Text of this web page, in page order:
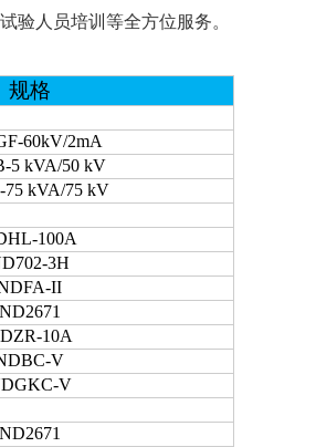
验人员培训等全方位服务。
规格
60kV/2mA
5 kVA/50 kV
kVA/75 kV
100A
3H
II
ND2671
10A
V
V
ND2671